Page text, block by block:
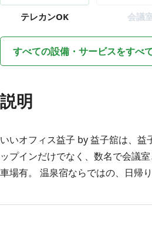
テレカンOK 会議
すべての設備・サービスをすべ
説明
いいオフィス益子 by 益子舘は、
ップインだけでなく、数名で会議
車場有。 温泉宿ならではの、日帰